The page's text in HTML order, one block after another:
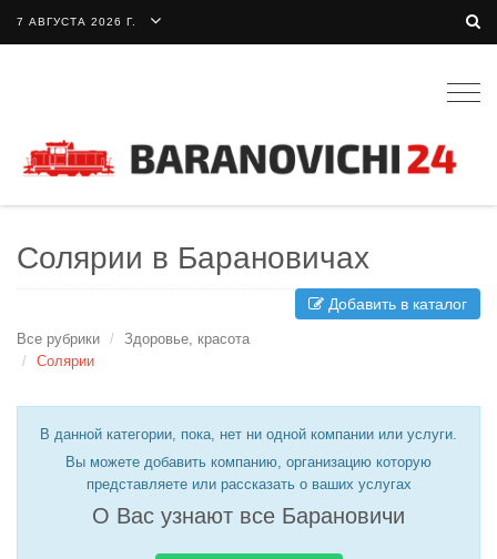
7 АВГУСТА 2026 Г.
Солярии в Барановичах
Добавить в каталог
Все рубрики
Здоровье, красота
Солярии
В данной категории, пока, нет ни одной компании или услуги.
Вы можете добавить компанию, организацию которую
представляете или рассказать о ваших услугах
О Вас узнают все Барановичи